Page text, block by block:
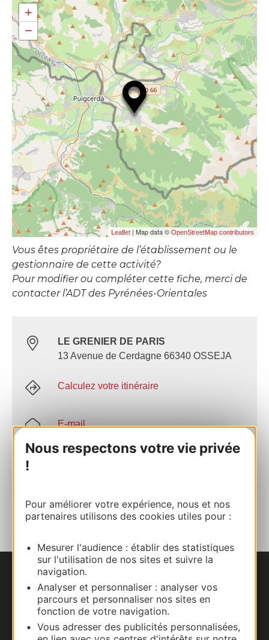
Nous respectons votre vie privée
!
Pour améliorer votre expérience, nous et nos
partenaires utilisons des cookies utiles pour :
Mesurer l'audience : établir des statistiques
sur l'utilisation de nos sites et suivre la
navigation.
Analyser et personnaliser : analyser vos
parcours et personnaliser nos sites en
fonction de votre navigation.
Vous adresser des publicités personnalisées,
+
−
Leaflet | Map data © OpenStreetMap contributors
Vous êtes propriétaire de l’établissement ou le
gestionnaire de cette activité?
Pour modifier ou compléter cette fiche, merci de
contacter l’ADT des Pyrénées-Orientales
LE GRENIER DE PARIS
13 Avenue de Cerdagne 66340 OSSEJA
Calculez votre itinéraire
E-mail
AU CARNET
Nous contacter
Carte interactive